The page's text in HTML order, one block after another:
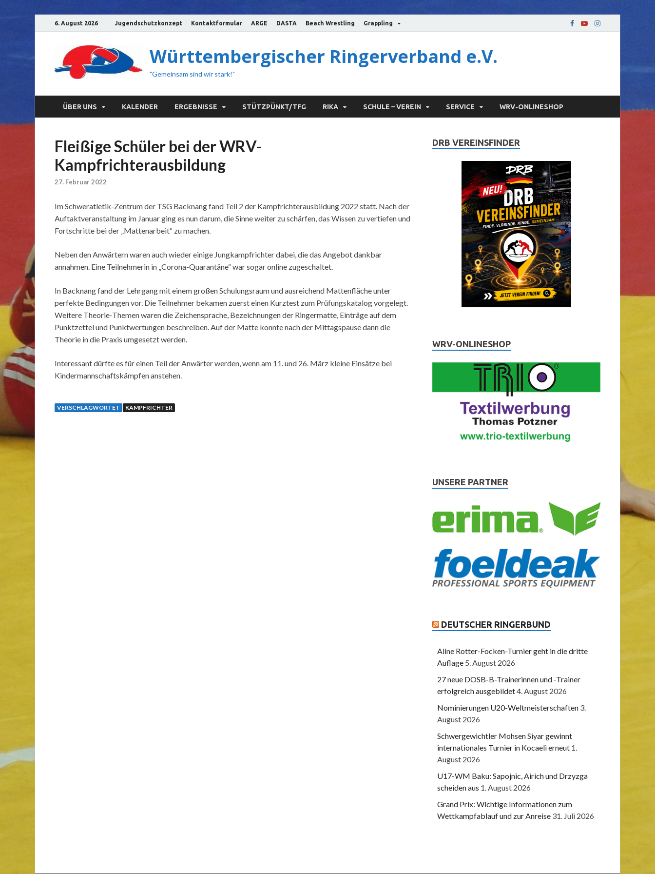
6. August 2026 Jugendschutzkonzept Kontaktformular ARGE DASTA Beach Wrestling Grappling
Württembergischer Ringerverband e.V.
"Gemeinsam sind wir stark!"
ÜBER UNS KALENDER ERGEBNISSE STÜTZPÜNKT/TFG RIKA SCHULE – VEREIN SERVICE WRV-ONLINESHOP
Fleißige Schüler bei der WRV-
Kampfrichterausbildung
27. Februar 2022
Im Schweratletik-Zentrum der TSG Backnang fand Teil 2 der Kampfrichterausbildung 2022 statt. Nach der
Auftaktveranstaltung im Januar ging es nun darum, die Sinne weiter zu schärfen, das Wissen zu vertiefen und
Fortschritte bei der „Mattenarbeit“ zu machen.
Neben den Anwärtern waren auch wieder einige Jungkampfrichter dabei, die das Angebot dankbar
annahmen. Eine Teilnehmerin in „Corona-Quarantäne“ war sogar online zugeschaltet.
In Backnang fand der Lehrgang mit einem großen Schulungsraum und ausreichend Mattenfläche unter
perfekte Bedingungen vor. Die Teilnehmer bekamen zuerst einen Kurztest zum Prüfungskatalog vorgelegt.
Weitere Theorie-Themen waren die Zeichensprache, Bezeichnungen der Ringermatte, Einträge auf dem
Punktzettel und Punktwertungen beschreiben. Auf der Matte konnte nach der Mittagspause dann die
Theorie in die Praxis umgesetzt werden.
Interessant dürfte es für einen Teil der Anwärter werden, wenn am 11. und 26. März kleine Einsätze bei
Kindermannschaftskämpfen anstehen.
VERSCHLAGWORTET KAMPFRICHTER
DRB VEREINSFINDER
WRV-ONLINESHOP
UNSERE PARTNER
DEUTSCHER RINGERBUND
Aline Rotter-Focken-Turnier geht in die dritte
Auflage 5. August 2026
27 neue DOSB-B-Trainerinnen und -Trainer
erfolgreich ausgebildet4. August 2026
Nominierungen U20-Weltmeisterschaften 3.
August 2026
Schwergewichtler Mohsen Siyar gewinnt
internationales Turnier in Kocaeli erneut 1.
August 2026
U17-WM Baku: Sapojnic, Airich und Drzyzga
scheiden aus 1. August 2026
Grand Prix: Wichtige Informationen zum
Wettkampfablauf und zur Anreise 31. Juli 2026